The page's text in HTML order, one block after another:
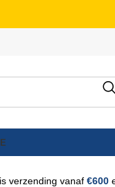
verzending vanaf €600